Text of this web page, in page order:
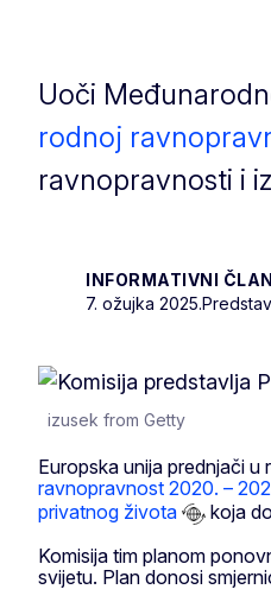
Uoči
rodnoj
ravnopravnosti i
INFORMATIVNI
7. ožujka 2025.
izusek from Getty
Europska unija prednjači
ravnopravnost 2020. –
privatnog života
koja
Komisija tim planom
svijetu. Plan donosi